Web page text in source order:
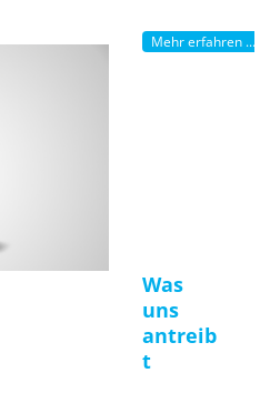
Mehr erfahren ...
Was
uns
antreib
t